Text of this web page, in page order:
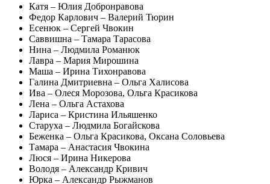
Катя – Юлия Добронравова
Федор Карлович – Валерий Тюрин
Есенюк – Сергей Чвокин
Саввишна – Тамара Тарасова
Нина – Людмила Романюк
Лавра – Мария Мирошина
Маша – Ирина Тихонравова
Галина Дмитриевна – Ольга Халисова
Ива – Олеся Морозова, Ольга Красикова
Лена – Ольга Астахова
Лариса – Кристина Ильяшенко
Старуха – Людмила Богайскова
Беженка – Ольга Красикова, Оксана Соловьева
Тамара – Анастасия Чвокина
Люся – Ирина Никерова
Володя – Александр Кривич
Юрка – Александр Рыжманов